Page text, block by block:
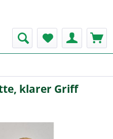
klarer Griff